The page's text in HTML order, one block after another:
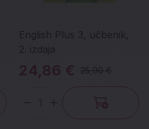
English Plus 3, učbenik,
2. izdaja
24,86 € 25,90 €